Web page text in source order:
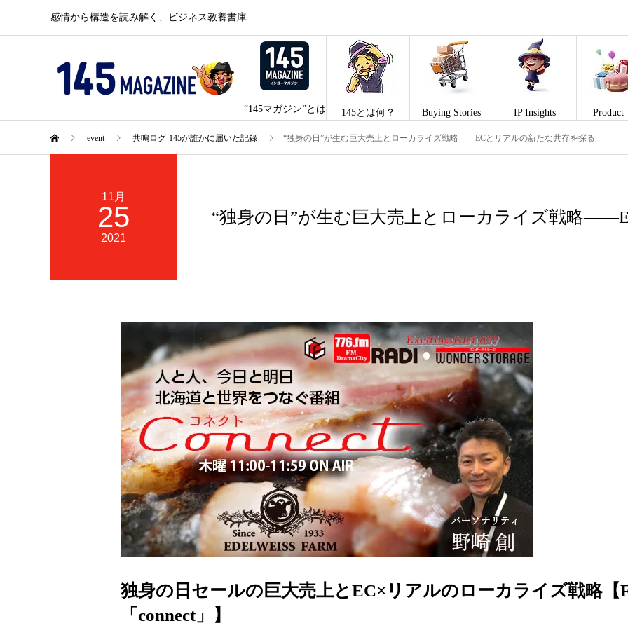
感情から構造を読み解く、ビジネス教養書庫
“145マガジン”とは 145とは何？ Buying Stories IP Insights Product
event 共鳴ログ-145が誰かに届いた記録 “独身の日”が生む巨大売上とローカライズ戦略――ECとリアルの新たな共存を探る
11月
25
2021
“独身の日”が生む巨大売上とローカライズ戦略
独身の日セールの巨大売上とEC×リアルのローカライズ戦略【
「connect」】